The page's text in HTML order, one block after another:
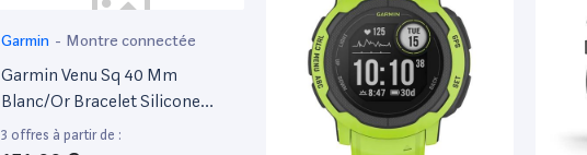
Garmin - Montre connectée
Garmin Venu Sq 40 Mm
Blanc/Or Bracelet Silicone
Blanc [Wi-Fi]
3 offres à partir de :